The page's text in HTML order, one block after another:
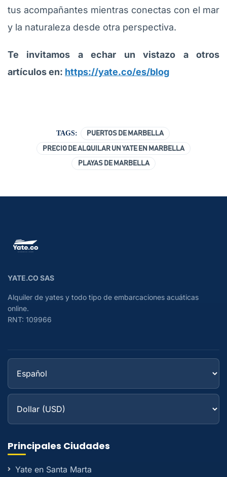
tus acompañantes mientras conectas con el mar
y la naturaleza desde otra perspectiva.
Te invitamos a echar un vistazo a otros
artículos en: https://yate.co/es/blog
TAGS: PUERTOS DE MARBELLA
PRECIO DE ALQUILAR UN YATE EN MARBELLA
PLAYAS DE MARBELLA
YATE.CO SAS
Alquiler de yates y todo tipo de embarcaciones acuáticas
online.
RNT: 109966
Principales Ciudades
Yate en Santa Marta